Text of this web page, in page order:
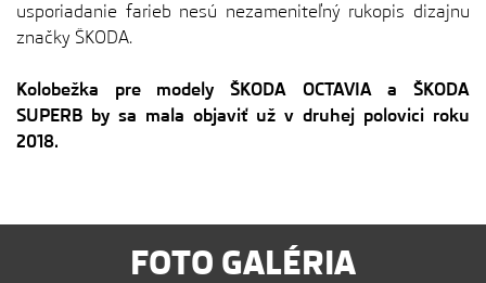
usporiadanie farieb nesú nezameniteľný rukopis dizajnu
značky ŠKODA.
Kolobežka pre modely ŠKODA OCTAVIA a ŠKODA
SUPERB by sa mala objaviť už v druhej polovici roku
2018.
FOTO GALÉRIA